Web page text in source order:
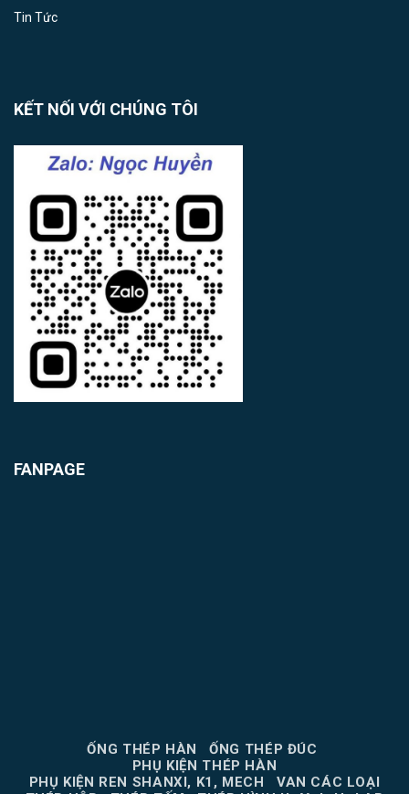
Tin Tức
KẾT NỐI VỚI CHÚNG TÔI
FANPAGE
ỐNG THÉP HÀN
ỐNG THÉP ĐÚC
PHỤ KIỆN THÉP HÀN
PHỤ KIỆN REN SHANXI, K1, MECH
VAN CÁC LOẠI